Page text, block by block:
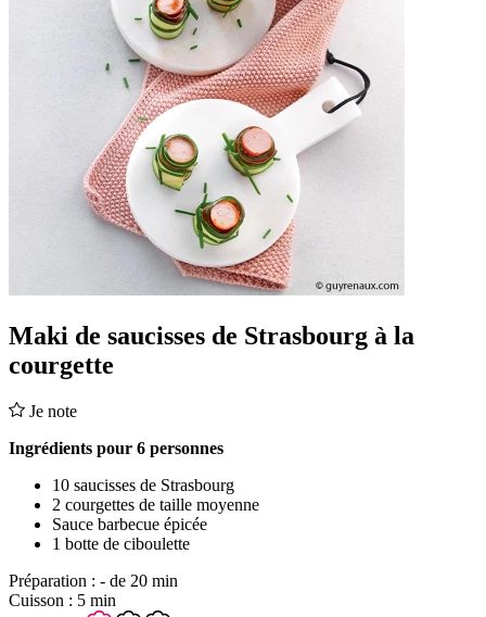
Maki de saucisses de Strasbourg à la
courgette
Je note
Ingrédients pour 6 personnes
10 saucisses de Strasbourg
2 courgettes de taille moyenne
Sauce barbecue épicée
1 botte de ciboulette
Préparation : - de 20 min
Cuisson : 5 min